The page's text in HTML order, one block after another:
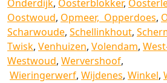
Onderdijk, Oosterblokker,
Oostwoud, Opmeer, Opperdoes,
Scharwoude, Schellinkhout,
Twisk, Venhuizen, Volendam,
Westwoud, Wervershoof,
Wieringerwerf, Wijdenes, Winkel,